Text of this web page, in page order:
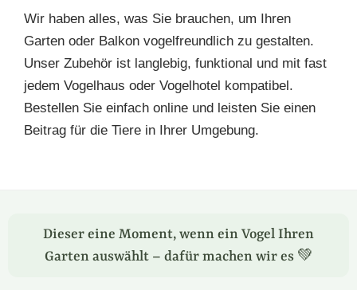
Wir haben alles, was Sie brauchen, um Ihren
Garten oder Balkon vogelfreundlich zu gestalten.
Unser Zubehör ist langlebig, funktional und mit fast
jedem Vogelhaus oder Vogelhotel kompatibel.
Bestellen Sie einfach online und leisten Sie einen
Beitrag für die Tiere in Ihrer Umgebung.
Dieser eine Moment, wenn ein Vogel Ihren
Garten auswählt – dafür machen wir es 💚